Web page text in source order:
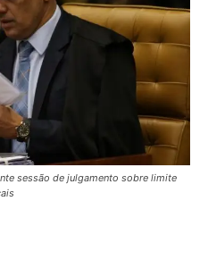
sessão de julgamento sobre limite